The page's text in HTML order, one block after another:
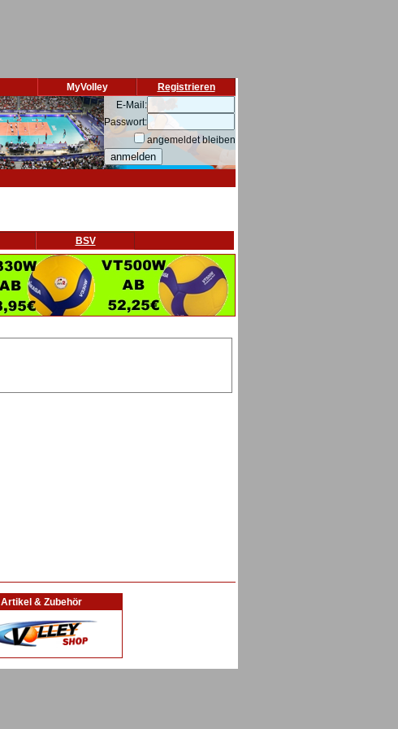
Registrieren
MyVolley
E-Mail:
Passwort:
angemeldet bleiben
BSV
Artikel & Zubehör